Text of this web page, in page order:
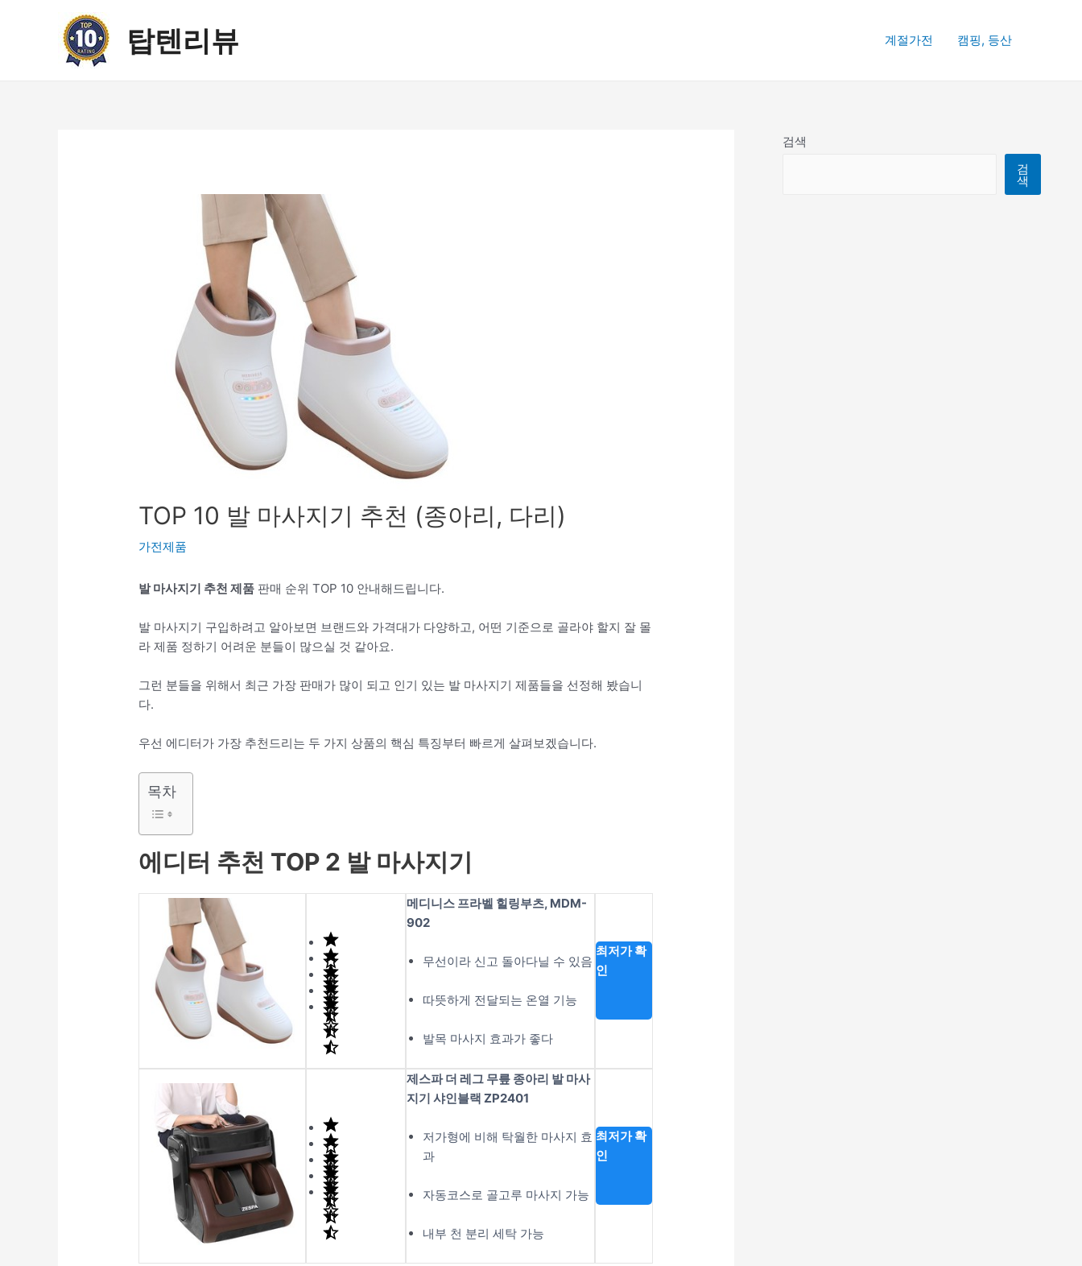
탑텐리뷰 계절가전 캠핑, 등산
TOP 10 발 마사지기 추천 (종아리, 다리)
가전제품
발 마사지기 추천 제품 판매 순위 TOP 10 안내해드립니다.
발 마사지기 구입하려고 알아보면 브랜드와 가격대가 다양하고, 어떤 기준으로 골라야 할지 잘 몰
라 제품 정하기 어려운 분들이 많으실 것 같아요.
그런 분들을 위해서 최근 가장 판매가 많이 되고 인기 있는 발 마사지기 제품들을 선정해 봤습니
다.
우선 에디터가 가장 추천드리는 두 가지 상품의 핵심 특징부터 빠르게 살펴보겠습니다.
목차
에디터 추천 TOP 2 발 마사지기
메디니스 프라벨 힐링부츠, MDM-
902
무선이라 신고 돌아다닐 수 있음
따뜻하게 전달되는 온열 기능
발목 마사지 효과가 좋다
최저가 확
인
제스파 더 레그 무릎 종아리 발 마사
지기 샤인블랙 ZP2401
저가형에 비해 탁월한 마사지 효
과
자동코스로 골고루 마사지 가능
내부 천 분리 세탁 가능
최저가 확
인
검색
검
색